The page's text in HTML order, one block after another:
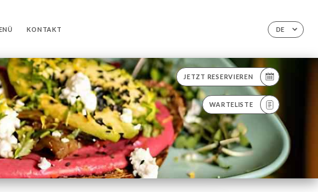
DE
KONTAKT
JETZT RESERVIEREN
WARTELISTE